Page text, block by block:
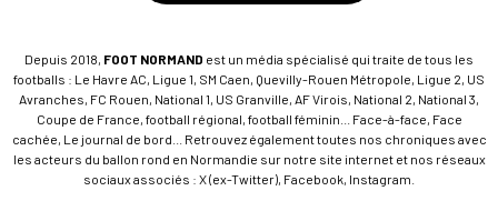
Depuis 2018, FOOT NORMAND est un média spécialisé qui traite de tous les
footballs : Le Havre AC, Ligue 1, SM Caen, Quevilly-Rouen Métropole, Ligue 2, US
Avranches, FC Rouen, National 1, US Granville, AF Virois, National 2, National 3,
Coupe de France, football régional, football féminin... Face-à-face, Face
cachée, Le journal de bord... Retrouvez également toutes nos chroniques avec
les acteurs du ballon rond en Normandie sur notre site internet et nos réseaux
sociaux associés : X (ex-Twitter), Facebook, Instagram.